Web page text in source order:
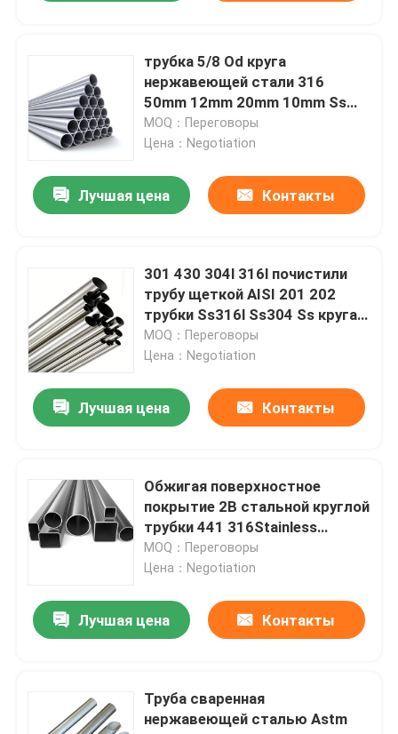
лист плиты нержавеющей стали
Катушка нержавеющей стали
Трубка SS квадратная
Безшовная труба нержавеющей стали
прокладка нержавеющей стали
Прокладка легированной стали
Трубки легированной стали
Катушка легированной стали
Гальванизированная стальная пластина
трубка 5/8 Od круга
нержавеющей стали 316
50mm 12mm 20mm 10mm Ss
пускают по трубам
MOQ：Переговоры
Цена：Negotiation
Лучшая цена Контакты
301 430 304l 316l почистили
трубу щеткой AISI 201 202
трубки Ss316l Ss304 Ss круга
нержавеющей стали
санитарную
MOQ：Переговоры
Цена：Negotiation
Лучшая цена Контакты
Обжигая поверхностное
покрытие 2B стальной круглой
трубки 441 316Stainless
безшовное
MOQ：Переговоры
Цена：Negotiation
Лучшая цена Контакты
Труба сваренная
нержавеющей сталью Astm